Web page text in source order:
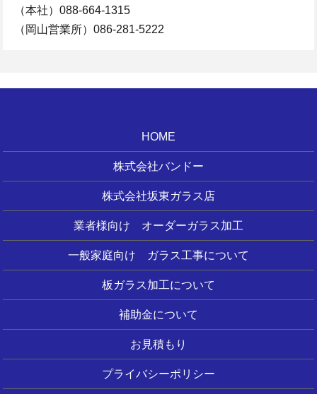
（本社）088-664-1315
（岡山営業所）086-281-5222
HOME
株式会社バンドー
株式会社坂東ガラス店
業者様向け オーダーガラス加工
一般家庭向け ガラス工事について
板ガラス加工について
補助金について
お見積もり
プライバシーポリシー